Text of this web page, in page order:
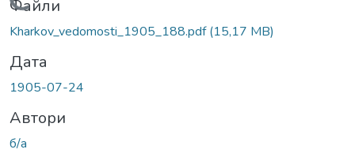
Вантажиться...
Файли
Kharkov_vedomosti_1905_188.pdf(15,17 MB)
Дата
1905-07-24
Автори
б/а